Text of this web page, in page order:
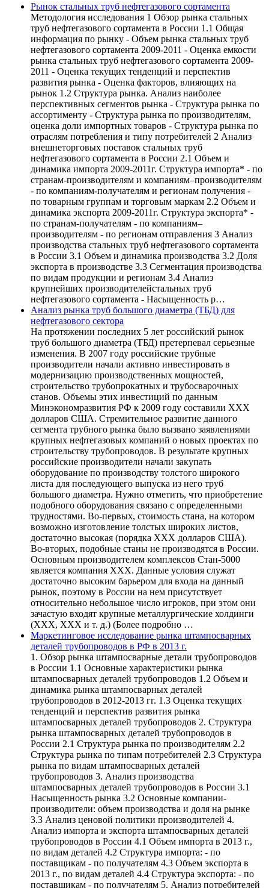
Рынок стальных труб нефтегазового сортамента
Методология исследования 1 Обзор рынка стальных
труб нефтегазового сортамента в России 1.1 Общая
информация по рынку - Объем рынка стальных труб
нефтегазового сортамента 2009-2011 - Оценка емкости
рынка стальных труб нефтегазового сортамента 2009-
2011 - Оценка текущих тенденций и перспектив
развития рынка - Оценка факторов, влияющих на
рынок 1.2 Структура рынка. Анализ наиболее
перспективных сегментов рынка - Структура рынка по
ассортименту - Структура рынка по производителям,
оценка доли импортных товаров - Структура рынка по
отраслям потребления и типу потребителей 2 Анализ
внешнеторговых поставок стальных труб
нефтегазового сортамента в России 2.1 Объем и
динамика импорта 2009-2011г. Структура импорта* - по
странам-производителям и компаниям–производителям
- по компаниям-получателям и регионам получения -
по товарным группам и торговым маркам 2.2 Объем и
динамика экспорта 2009-2011г. Структура экспорта* -
по странам-получателям - по компаниям–
производителям - по регионам отправления 3 Анализ
производства стальных труб нефтегазового сортамента
в России 3.1 Объем и динамика производства 3.2 Доля
экспорта в производстве 3.3 Сегментация производства
по видам продукции и регионам 3.4 Анализ
крупнейших производителейстальных труб
нефтегазового сортамента - Насыщенность р…
Анализ рынка труб большого диаметра (ТБД) для
нефтегазового сектора
На протяжении последних 5 лет российский рынок
труб большого диаметра (ТБД) претерпевал серьезные
изменения. В 2007 году российские трубные
производители начали активно инвестировать в
модернизацию производственных мощностей,
строительство трубопрокатных и трубосварочных
станов. Объемы этих инвестиций по данным
Минэкономразвития РФ к 2009 году составили ХХХ
долларов США. Стремительное развитие данного
сегмента трубного рынка было вызвано заявлениями
крупных нефтегазовых компаний о новых проектах по
строительству трубопроводов. В результате крупных
российские производители начали закупать
оборудование по производству толстого широкого
листа для последующего выпуска из него труб
большого диаметра. Нужно отметить, что приобретение
подобного оборудования связано с определенными
трудностями. Во-первых, стоимость стана, на котором
возможно изготовление толстых широких листов,
достаточно высокая (порядка ХХХ долларов США).
Во-вторых, подобные станы не производятся в России.
Основным производителем комплексов Стан-5000
является компания ХХХ. Данные условия служат
достаточно высоким барьером для входа на данный
рынок, поэтому в России на нем присутствует
относительно небольшое число игроков, при этом они
зачастую входят крупные металлургические холдинги
(ХХХ, ХХХ и т. д.) (Более подробно …
Маркетинговое исследование рынка штампосварных
деталей трубопроводов в РФ в 2013 г.
1. Обзор рынка штампосварные детали трубопроводов
в России 1.1 Основные характеристики рынка
штампосварных деталей трубопроводов 1.2 Объем и
динамика рынка штампосварных деталей
трубопроводов в 2012-2013 гг. 1.3 Оценка текущих
тенденций и перспектив развития рынка
штампосварных деталей трубопроводов 2. Структура
рынка штампосварных деталей трубопроводов в
России 2.1 Структура рынка по производителям 2.2
Структура рынка по типам потребителей 2.3 Структура
рынка по видам штампосварных деталей
трубопроводов 3. Анализ производства
штампосварных деталей трубопроводов в России 3.1
Насыщенность рынка 3.2 Основные компании-
производители: объем производства и доля на рынке
3.3 Анализ ценовой политики производителей 4.
Анализ импорта и экспорта штампосварных деталей
трубопроводов в России 4.1 Объем импорта в 2013 г.,
по видам деталей 4.2 Структура импорта: - по
поставщикам - по получателям 4.3 Объем экспорта в
2013 г., по видам деталей 4.4 Структура экспорта: - по
поставщикам - по получателям 5. Анализ потребителей